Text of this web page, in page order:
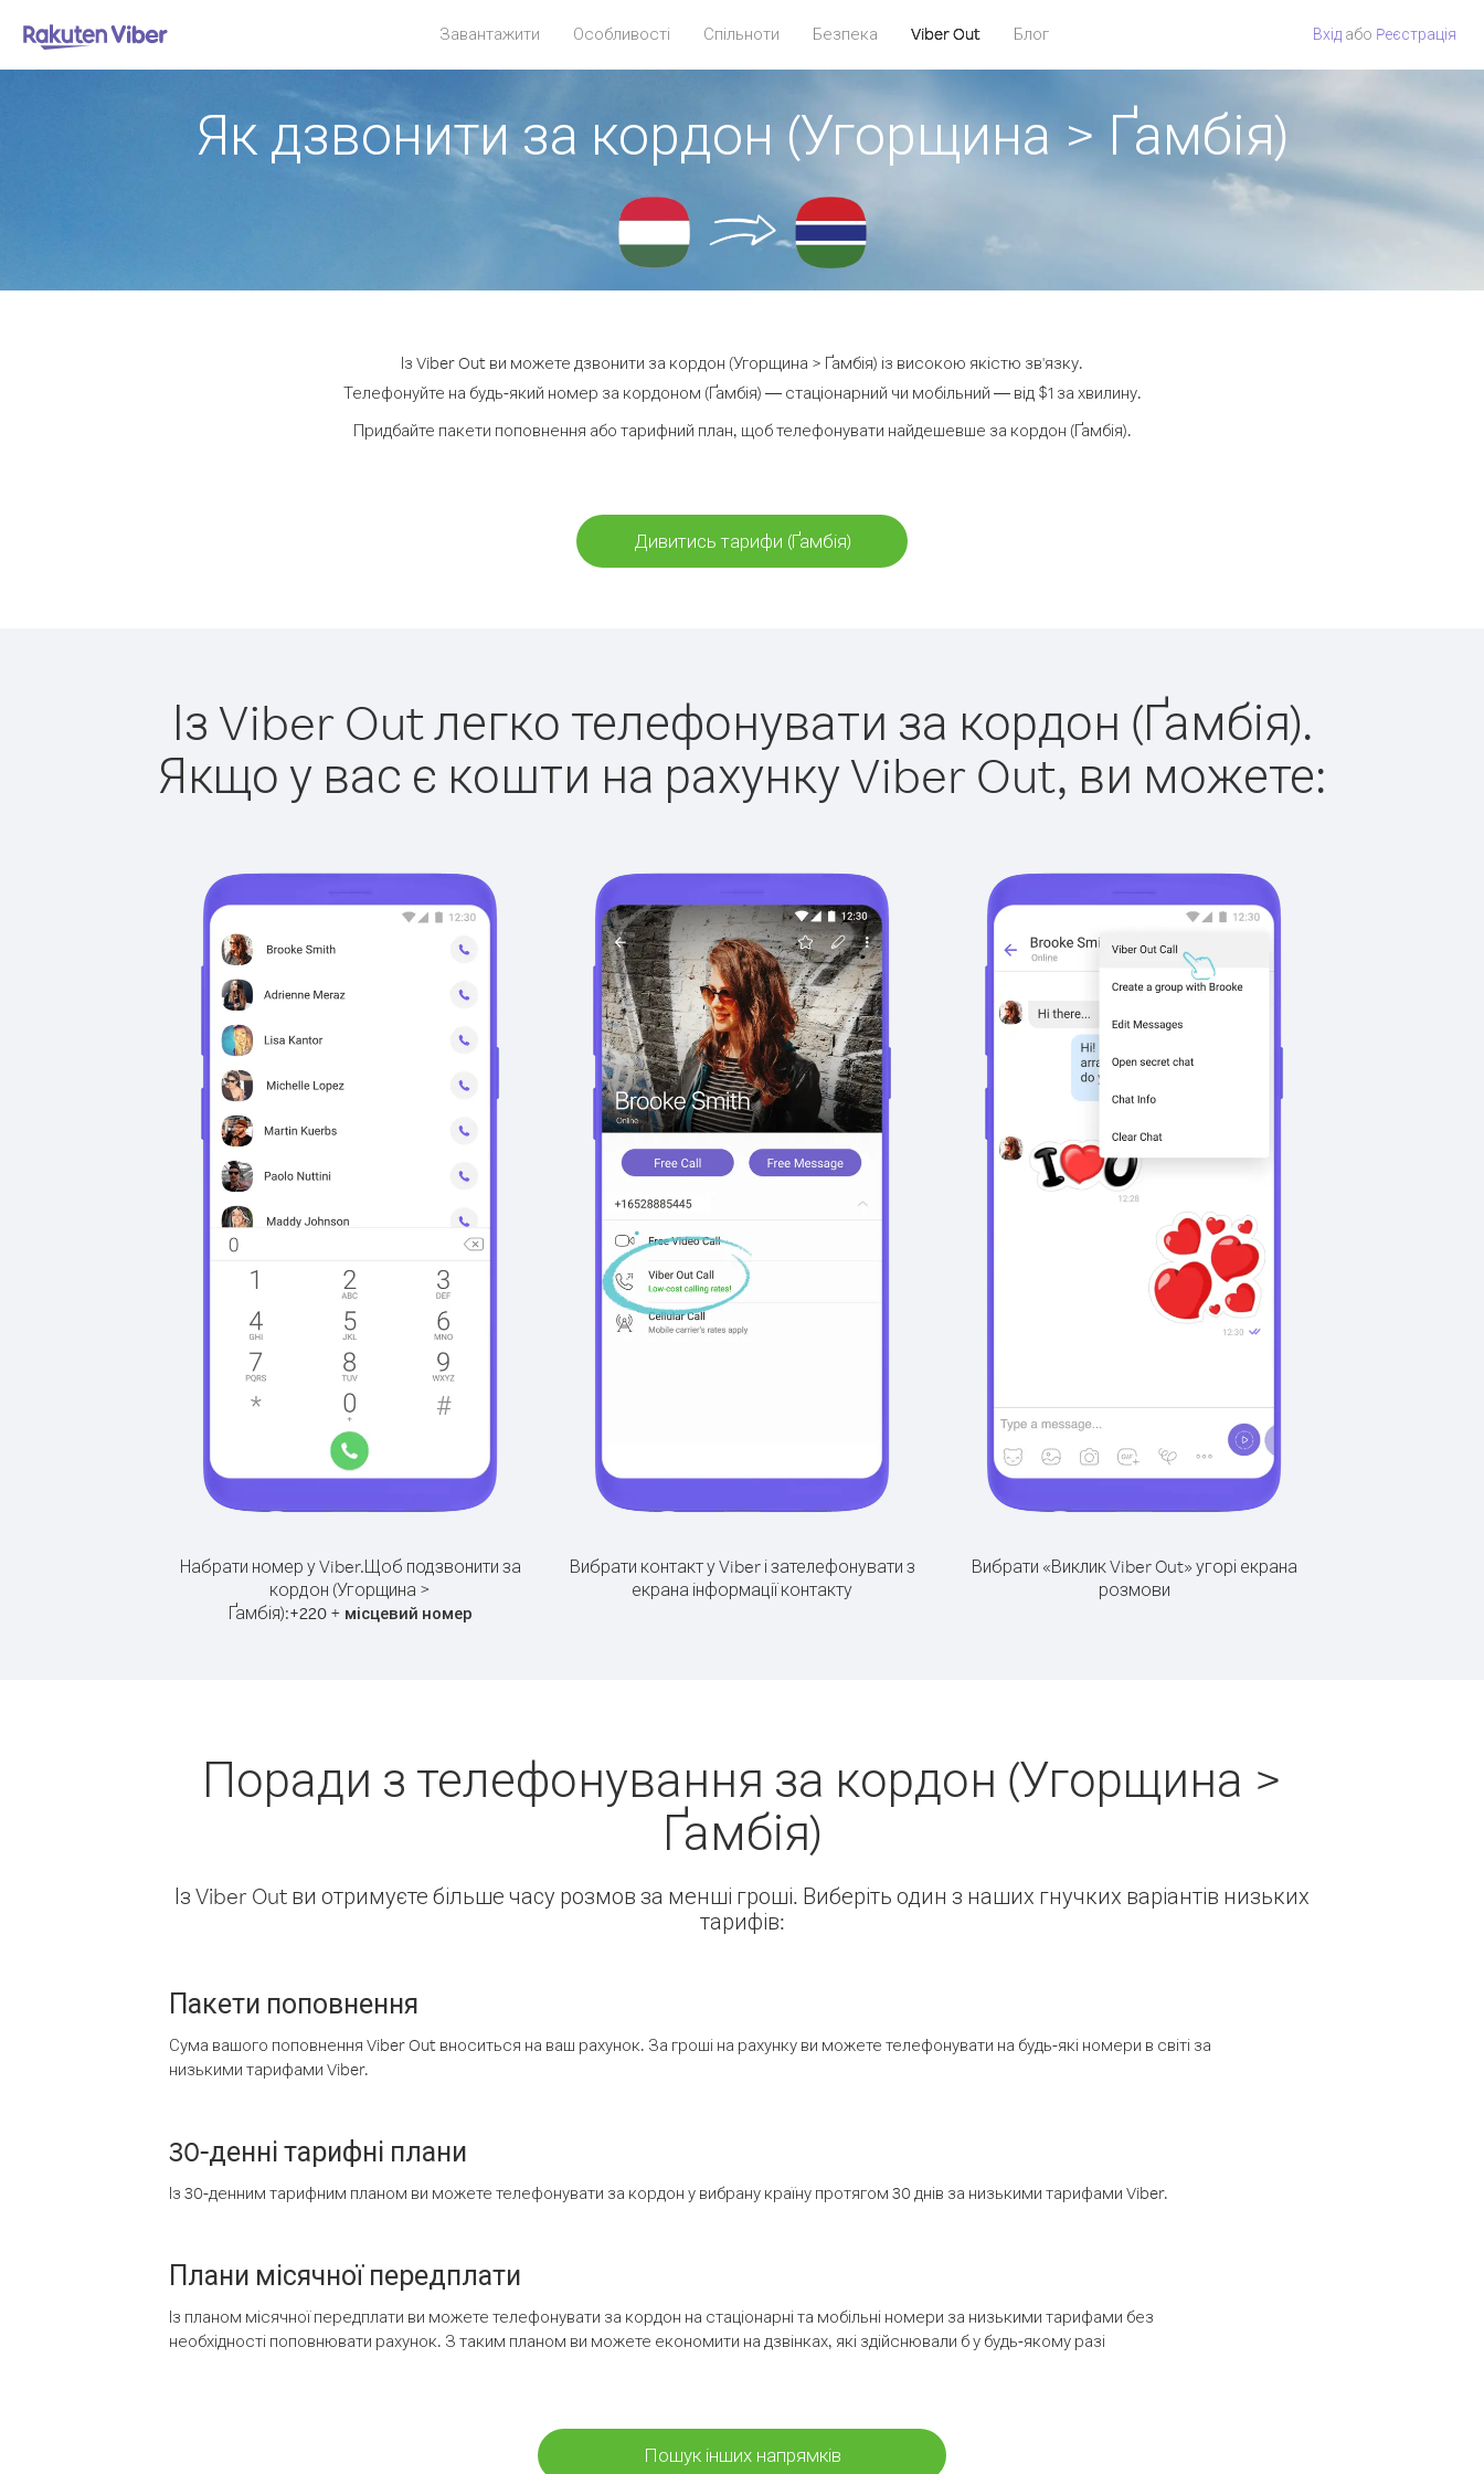
Завантажити Особливості Спільноти Безпека Viber Out Блог Вхід або Pеєстрація
Як дзвонити за кордон (Угорщина > Ґамбія)
Із Viber Out ви можете дзвонити за кордон (Угорщина > Ґамбія) із високою якістю зв'язку.
Телефонуйте на будь-який номер за кордоном (Ґамбія) — стаціонарний чи мобільний — від $1 за хвилину.
Придбайте пакети поповнення або тарифний план, щоб телефонувати найдешевше за кордон (Ґамбія).
Дивитись тарифи (Ґамбія)
Із Viber Out легко телефонувати за кордон (Ґамбія).
Якщо у вас є кошти на рахунку Viber Out, ви можете:
Набрати номер у Viber.Щоб подзвонити за
кордон (Угорщина >
Ґамбія):+220+ місцевий номер
Вибрати контакт у Viber і зателефонувати з
екрана інформації контакту
Вибрати «Виклик Viber Out» угорі екрана
розмови
Поради з телефонування за кордон (Угорщина >
Ґамбія)
Із Viber Out ви отримуєте більше часу розмов за менші гроші. Виберіть один з наших гнучких варіантів низьких
тарифів:
Пакети поповнення
Сума вашого поповнення Viber Out вноситься на ваш рахунок. За гроші на рахунку ви можете телефонувати на будь-які номери в світі за
низькими тарифами Viber.
30-денні тарифні плани
Із 30-денним тарифним планом ви можете телефонувати за кордон у вибрану країну протягом 30 днів за низькими тарифами Viber.
Плани місячної передплати
Із планом місячної передплати ви можете телефонувати за кордон на стаціонарні та мобільні номери за низькими тарифами без
необхідності поповнювати рахунок. З таким планом ви можете економити на дзвінках, які здійснювали б у будь-якому разі
Пошук інших напрямків